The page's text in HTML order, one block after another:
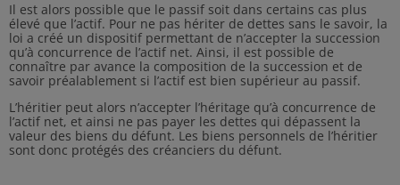
Il est alors possible que le passif soit dans certains cas plus
élevé que l’actif. Pour ne pas hériter de dettes sans le savoir, la
loi a créé un dispositif permettant de n’accepter la succession
qu’à concurrence de l’actif net. Ainsi, il est possible de
connaître par avance la composition de la succession et de
savoir préalablement si l’actif est bien supérieur au passif.
L’héritier peut alors n’accepter l’héritage qu’à concurrence de
l’actif net, et ainsi ne pas payer les dettes qui dépassent la
valeur des biens du défunt. Les biens personnels de l’héritier
sont donc protégés des créanciers du défunt.